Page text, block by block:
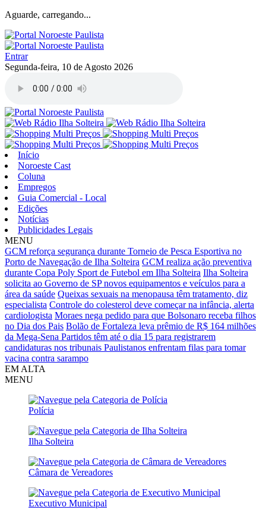
Aguarde, carregando...
Entrar
Segunda-feira, 10 de Agosto 2026
Início
Noroeste Cast
Coluna
Empregos
Guia Comercial - Local
Edições
Notícias
Publicidades Legais
MENU
GCM reforça segurança durante Torneio de Pesca Esportiva no
Porto de Navegação de Ilha Solteira GCM realiza ação preventiva
durante Copa Poly Sport de Futebol em Ilha Solteira Ilha Solteira
solicita ao Governo de SP novos equipamentos e veículos para a
área da saúde Queixas sexuais na menopausa têm tratamento, diz
especialista Controle do colesterol deve começar na infância, alerta
cardiologista Moraes nega pedido para que Bolsonaro receba filhos
no Dia dos Pais Bolão de Fortaleza leva prêmio de R$ 164 milhões
da Mega-Sena Partidos têm até o dia 15 para registrarem
candidaturas nos tribunais Paulistanos enfrentam filas para tomar
vacina contra sarampo
EM ALTA
MENU
Polícia
Ilha Solteira
Câmara de Vereadores
Executivo Municipal